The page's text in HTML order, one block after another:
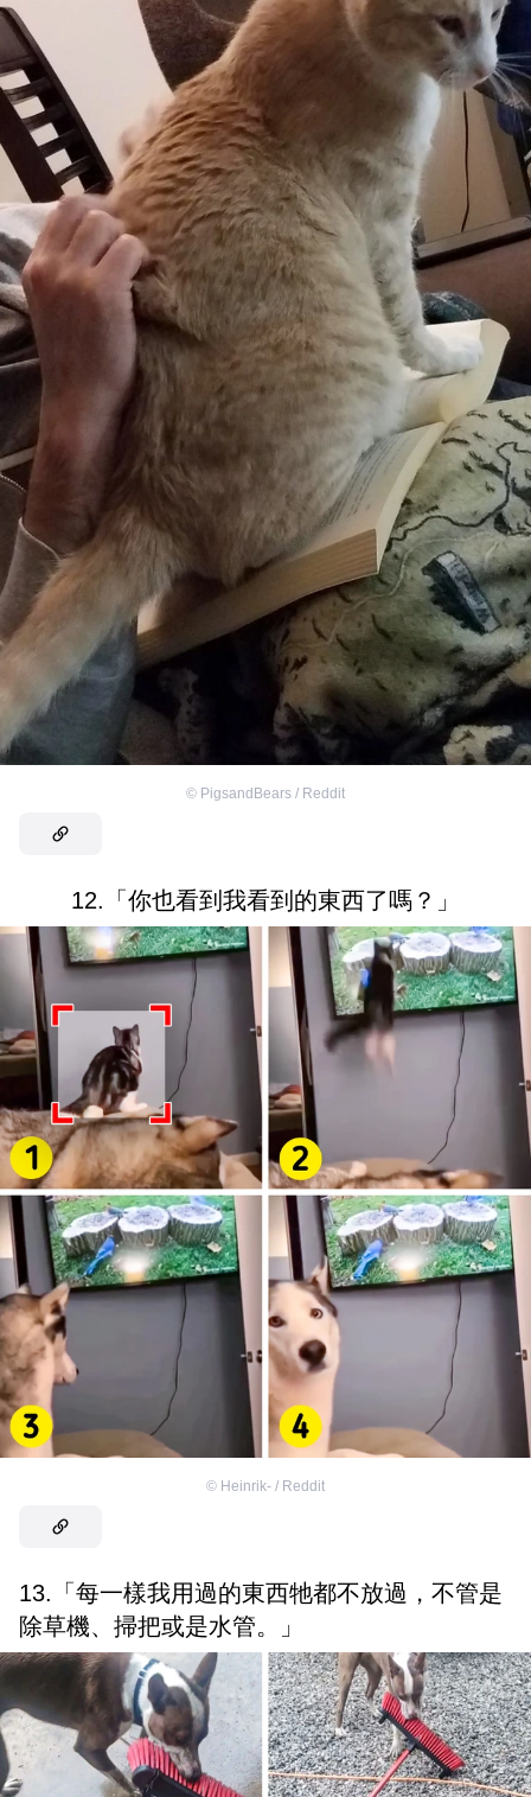
© PigsandBears / Reddit
12.「你也看到我看到的東西了嗎？」
© Heinrik- / Reddit
13.「每一樣我用過的東西牠都不放過，不管是
除草機、掃把或是水管。」